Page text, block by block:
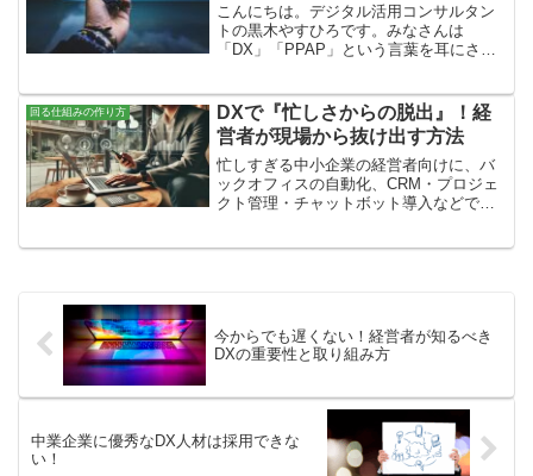
こんにちは。デジタル活用コンサルタン
トの黒木やすひろです。みなさんは
「DX」「PPAP」という言葉を耳にされ
スフォーメーション）の略「PPAP...
回る仕組みの作り方
DXで『忙しさからの脱出』！経
営者が現場から抜け出す方法
忙しすぎる中小企業の経営者向けに、バ
ックオフィスの自動化、CRM・プロジェ
クト管理・チャットボット導入などで現
今からでも遅くない！経営者が知るべき
DXの重要性と取り組み方
中業企業に優秀なDX人材は採用できな
い！